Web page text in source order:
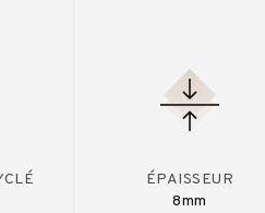
ÉPAISSEUR
8mm